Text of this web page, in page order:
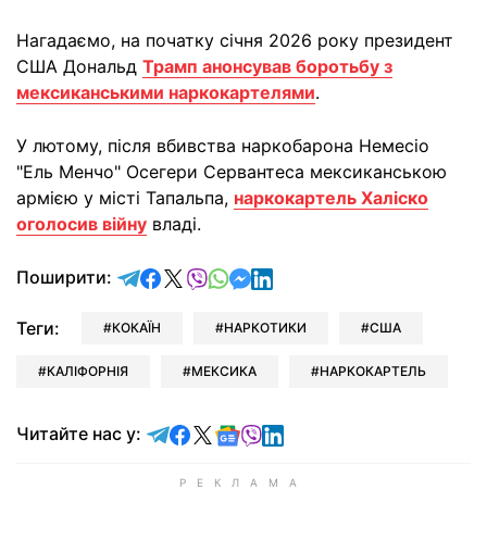
Нагадаємо, на початку січня 2026 року президент
США Дональд Трамп анонсував боротьбу з
мексиканськими наркокартелями.
У лютому, після вбивства наркобарона Немесіо
"Ель Менчо" Осегери Сервантеса мексиканською
армією у місті Тапальпа, наркокартель Халіско
оголосив війну владі.
Поширити: відправити у Telegram
поділитись у Facebook
поділитись у X
відправити у Viber
відправити у Whatsapp
відправити у Messenger
відправити у LinkedIn
Теги: КОКАЇН НАРКОТИКИ США
КАЛІФОРНІЯ МЕКСИКА НАРКОКАРТЕЛЬ
Читайте нас у: Читайте у Telegram
Читайте у Facebook
Читайте у X
Читайте у Google news
Читайте у Viber
Читайте у LinkedIn